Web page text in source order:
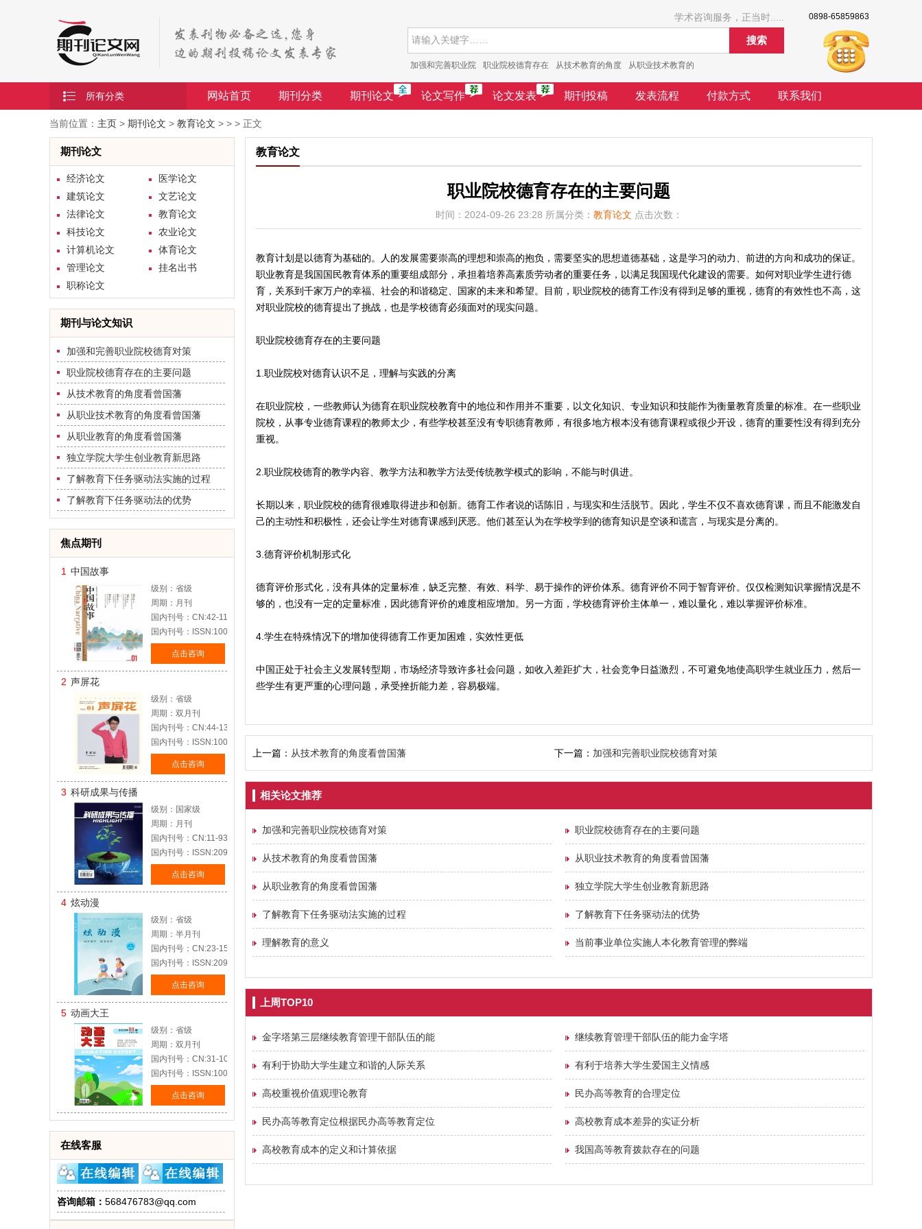
学术咨询服务，正当时.....
搜索
加强和完善职业院 职业院校德育存在 从技术教育的角度 从职业技术教育的
0898-65859863
所有分类 网站首页 期刊分类 期刊论文 论文写作 论文发表 期刊投稿 发表流程 付款方式 联系我们
当前位置： 主页 > 期刊论文 > 教育论文 > > > 正文
期刊论文
经济论文
医学论文
建筑论文
文艺论文
法律论文
教育论文
科技论文
农业论文
计算机论文
体育论文
管理论文
挂名出书
职称论文
期刊与论文知识
加强和完善职业院校德育对策
职业院校德育存在的主要问题
从技术教育的角度看曾国藩
从职业技术教育的角度看曾国藩
从职业教育的角度看曾国藩
独立学院大学生创业教育新思路
了解教育下任务驱动法实施的过程
了解教育下任务驱动法的优势
焦点期刊
1 中国故事
级别：省级
周期：月刊
国内刊号：CN:42-1127/I
国内刊号：ISSN:1002-7564
点击咨询
2 声屏花
级别：省级
周期：双月刊
国内刊号：CN:44-1385/J
国内刊号：ISSN:1005-5274
点击咨询
3 科研成果与传播
级别：国家级
周期：月刊
国内刊号：CN:11-9375/N1
国内刊号：ISSN:2096-6393
点击咨询
4 炫动漫
级别：省级
周期：半月刊
国内刊号：CN:23-1577/J
国内刊号：ISSN:2095-2023
点击咨询
5 动画大王
级别：省级
周期：双月刊
国内刊号：CN:31-1074/J
国内刊号：ISSN:1005-7218
点击咨询
在线客服
咨询邮箱： 568476783@qq.com
教育论文
职业院校德育存在的主要问题
时间：2024-09-26 23:28 所属分类： 教育论文 点击次数：
教育计划是以德育为基础的。人的发展需要崇高的理想和崇高的抱负，需要坚实的思想道德基础，这是学习的动力、前进的方向和成功的保证。
职业教育是我国国民教育体系的重要组成部分，承担着培养高素质劳动者的重要任务，以满足我国现代化建设的需要。如何对职业学生进行德
育，关系到千家万户的幸福、社会的和谐稳定、国家的未来和希望。目前，职业院校的德育工作没有得到足够的重视，德育的有效性也不高，这
对职业院校的德育提出了挑战，也是学校德育必须面对的现实问题。
职业院校德育存在的主要问题
1.职业院校对德育认识不足，理解与实践的分离
在职业院校，一些教师认为德育在职业院校教育中的地位和作用并不重要，以文化知识、专业知识和技能作为衡量教育质量的标准。在一些职业
院校，从事专业德育课程的教师太少，有些学校甚至没有专职德育教师，有很多地方根本没有德育课程或很少开设，德育的重要性没有得到充分
重视。
2.职业院校德育的教学内容、教学方法和教学方法受传统教学模式的影响，不能与时俱进。
长期以来，职业院校的德育很难取得进步和创新。德育工作者说的话陈旧，与现实和生活脱节。因此，学生不仅不喜欢德育课，而且不能激发自
己的主动性和积极性，还会让学生对德育课感到厌恶。他们甚至认为在学校学到的德育知识是空谈和谎言，与现实是分离的。
3.德育评价机制形式化
德育评价形式化，没有具体的定量标准，缺乏完整、有效、科学、易于操作的评价体系。德育评价不同于智育评价。仅仅检测知识掌握情况是不
够的，也没有一定的定量标准，因此德育评价的难度相应增加。另一方面，学校德育评价主体单一，难以量化，难以掌握评价标准。
4.学生在特殊情况下的增加使得德育工作更加困难，实效性更低
中国正处于社会主义发展转型期，市场经济导致许多社会问题，如收入差距扩大，社会竞争日益激烈，不可避免地使高职学生就业压力，然后一
些学生有更严重的心理问题，承受挫折能力差，容易极端。
上一篇： 从技术教育的角度看曾国藩 下一篇： 加强和完善职业院校德育对策
相关论文推荐
加强和完善职业院校德育对策 职业院校德育存在的主要问题
从技术教育的角度看曾国藩 从职业技术教育的角度看曾国藩
从职业教育的角度看曾国藩 独立学院大学生创业教育新思路
了解教育下任务驱动法实施的过程 了解教育下任务驱动法的优势
理解教育的意义 当前事业单位实施人本化教育管理的弊端
上周TOP10
金字塔第三层继续教育管理干部队伍的能 继续教育管理干部队伍的能力金字塔
有利于协助大学生建立和谐的人际关系 有利于培养大学生爱国主义情感
高校重视价值观理论教育 民办高等教育的合理定位
民办高等教育定位根据民办高等教育定位 高校教育成本差异的实证分析
高校教育成本的定义和计算依据 我国高等教育拨款存在的问题